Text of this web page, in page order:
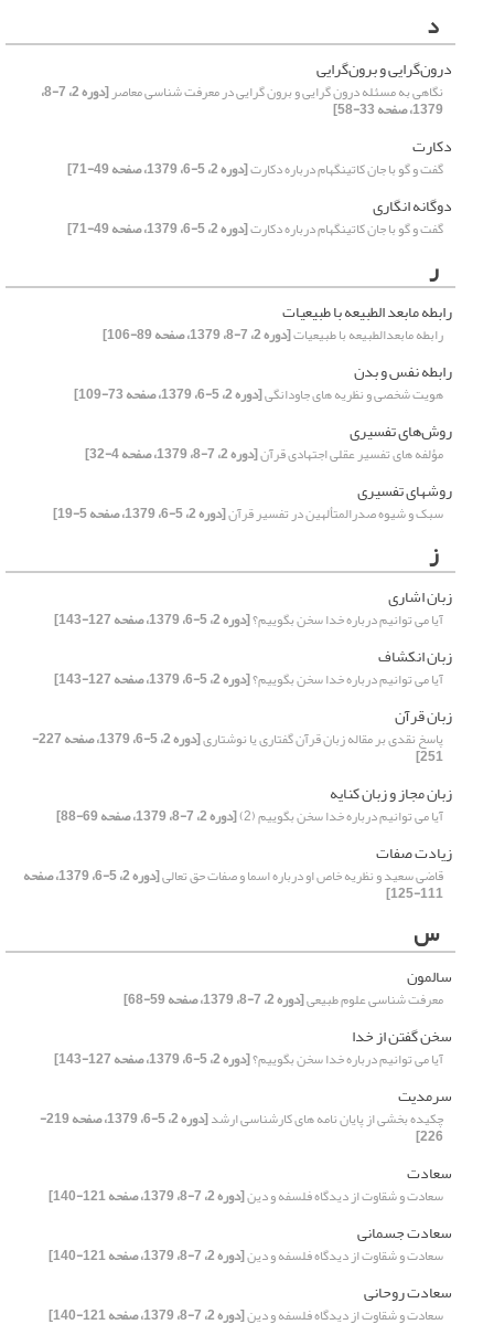
د
درون‌گرایی و برون‌گرایی
نگاهی به مسئله درون گرایی و برون گرایی در معرفت شناسی معاصر [دوره 2، 7-8،
1379، صفحه 33-58]
دکارت
گفت و گو با جان کاتینگهام درباره دکارت[دوره 2، 5-6، 1379، صفحه 49-71]
دوگانه انگاری
گفت و گو با جان کاتینگهام درباره دکارت[دوره 2، 5-6، 1379، صفحه 49-71]
ر
رابطه مابعد الطبیعه با طبیعیات
رابطه مابعدالطبیعه با طبیعیات[دوره 2، 7-8، 1379، صفحه 89-106]
رابطه نفس و بدن
هویت شخصی و نظریه های جاودانگی[دوره 2، 5-6، 1379، صفحه 73-109]
روش‌های تفسیری
مؤلفه های تفسیر عقلی اجتهادی قرآن[دوره 2، 7-8، 1379، صفحه 4-32]
روشهای تفسیری
سبک و شیوه صدرالمتألهین در تفسیر قرآن[دوره 2، 5-6، 1379، صفحه 5-19]
ز
زبان اشاری
آیا می توانیم درباره خدا سخن بگوییم؟[دوره 2، 5-6، 1379، صفحه 127-143]
زبان انکشاف
آیا می توانیم درباره خدا سخن بگوییم؟[دوره 2، 5-6، 1379، صفحه 127-143]
زبان قرآن
پاسخ نقدی بر مقاله زبان قرآن گفتاری یا نوشتاری [دوره 2، 5-6، 1379، صفحه 227-
251]
زبان مجاز و زبان کنایه
آیا می توانیم درباره خدا سخن بگوییم (2) [دوره 2، 7-8، 1379، صفحه 69-88]
زیادت صفات
قاضی سعید و نظریه خاص او درباره اسما و صفات حق تعالی [دوره 2، 5-6، 1379، صفحه
111-125]
س
سالمون
معرفت شناسی علوم طبیعی[دوره 2، 7-8، 1379، صفحه 59-68]
سخن گفتن از خدا
آیا می توانیم درباره خدا سخن بگوییم؟[دوره 2، 5-6، 1379، صفحه 127-143]
سرمدیت
چکیده بخشی از پایان نامه های کارشناسی ارشد [دوره 2، 5-6، 1379، صفحه 219-
226]
سعادت
سعادت و شقاوت از دیدگاه فلسفه و دین[دوره 2، 7-8، 1379، صفحه 121-140]
سعادت جسمانی
سعادت و شقاوت از دیدگاه فلسفه و دین[دوره 2، 7-8، 1379، صفحه 121-140]
سعادت روحانی
سعادت و شقاوت از دیدگاه فلسفه و دین[دوره 2، 7-8، 1379، صفحه 121-140]